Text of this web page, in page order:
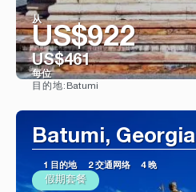
从
US$922
US$461
每位
目的地: Batumi
Batumi, Georgia
1 目的地 2 交通网络 4 晚
假期套餐